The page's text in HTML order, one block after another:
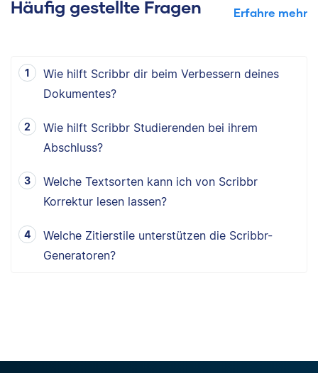
Häufig gestellte Fragen Erfahre mehr
Wie hilft Scribbr dir beim Verbessern deines
Dokumentes?
Wie hilft Scribbr Studierenden bei ihrem
Abschluss?
Welche Textsorten kann ich von Scribbr
Korrektur lesen lassen?
Welche Zitierstile unterstützen die Scribbr-
Generatoren?